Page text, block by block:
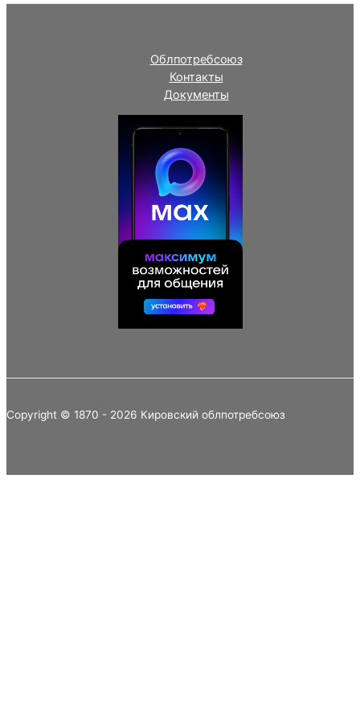
Облпотребсоюз
Контакты
Документы
Copyright © 1870 - 2026 Кировский облпотребсоюз